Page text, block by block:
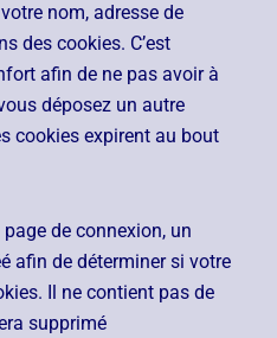
nom, adresse de
des cookies. C’est
afin de ne pas avoir à
déposez un autre
cookies expirent au bout
de connexion, un
afin de déterminer si votre
Il ne contient pas de
supprimé